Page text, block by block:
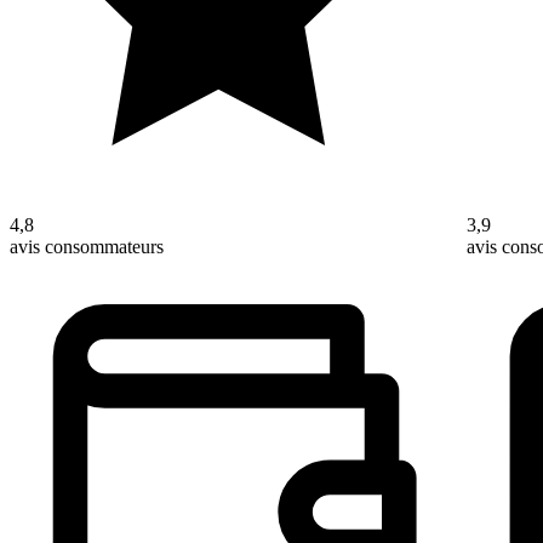
4,8
avis consommateurs
3,9
avis